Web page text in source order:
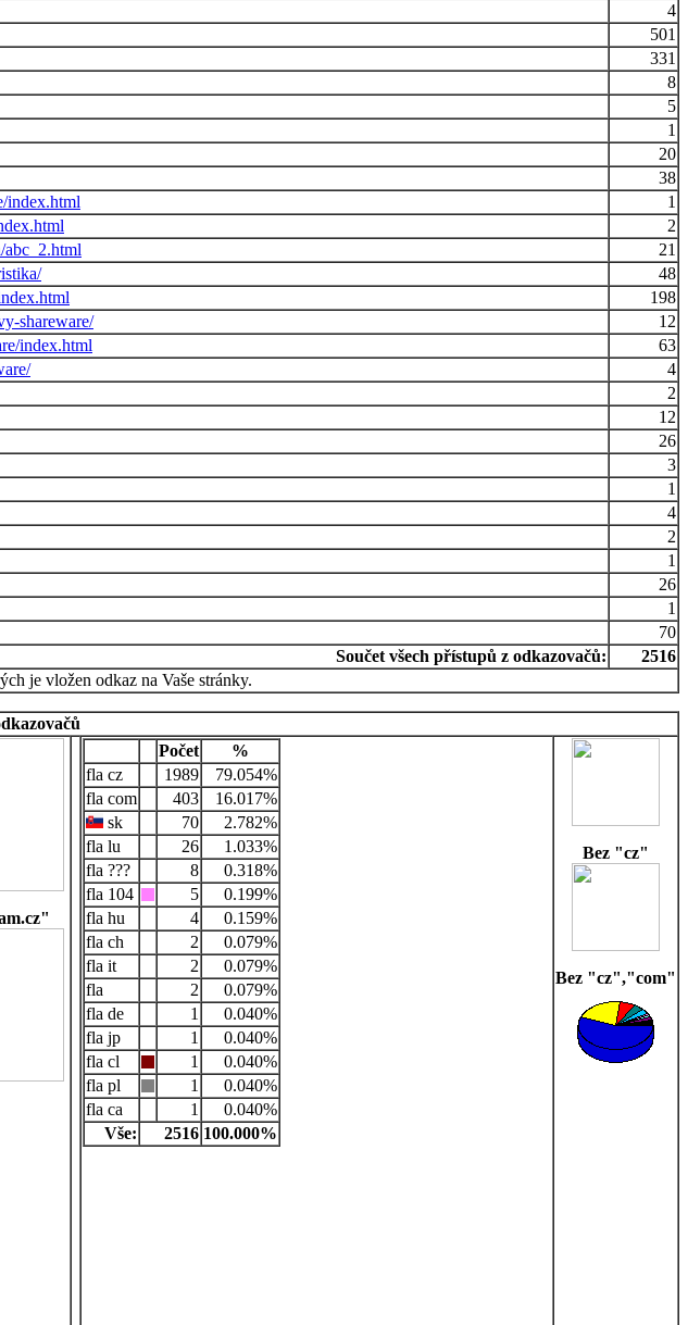
4
501
331
8
5
1
20
38
index.html
1
2
21
48
198
shareware/
12
index.html
63
4
2
12
26
3
1
4
2
1
26
1
70
Součet všech přístupů z odkazovačů:
2516
je vložen odkaz na Vaše stránky.
Počet
%
cz
1989
79.054%
com
403
16.017%
sk
70
2.782%
lu
26
1.033%
???
8
0.318%
104
5
0.199%
hu
4
0.159%
ch
2
0.079%
it
2
0.079%
2
0.079%
de
1
0.040%
jp
1
0.040%
cl
1
0.040%
pl
1
0.040%
ca
1
0.040%
Vše:
2516 100.000%
Bez "cz"
Bez "cz","com"